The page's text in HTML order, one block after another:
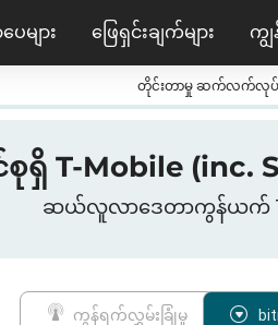
ေများ ဖြေရှင်းချက်များ က
တိုင်းတာမှု ဆက်လက်လုပ်
T-Mobile (inc.
ဆယ်လူလာဒေတာကွန်ယက် T-
ကွန်ရက်လွှမ်းခြုံမှု